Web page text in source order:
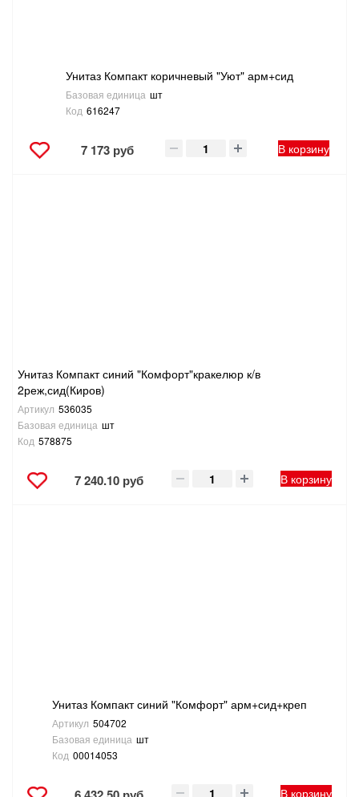
Унитаз Компакт коричневый "Уют" арм+сид
Базовая единица шт
Код 616247
7 173 руб В корзину
Унитаз Компакт синий "Комфорт"кракелюр к/в
2реж,сид(Киров)
Артикул 536035
Базовая единица шт
Код 578875
7 240.10 руб В корзину
Унитаз Компакт синий "Комфорт" арм+сид+креп
Артикул 504702
Базовая единица шт
Код 00014053
В корзину